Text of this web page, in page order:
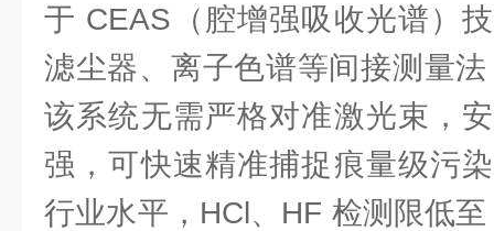
于 CEAS（腔增强吸收光谱）
滤尘器、离子色谱等间接测量
该系统无需严格对准激光束，
强，可快速精准捕捉痕量级污
行业水平，HCl、HF 检测限低